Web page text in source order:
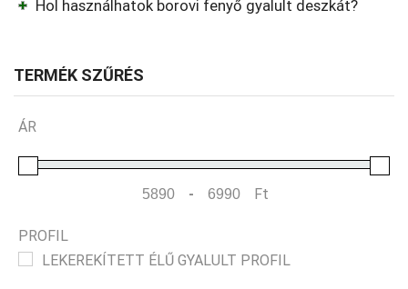
Hol használhatok borovi fenyő gyalult deszkát?
TERMÉK SZŰRÉS
ÁR
Minimum Price
-
Maximum Price
Ft
PROFIL
LEKEREKÍTETT ÉLŰ GYALULT PROFIL